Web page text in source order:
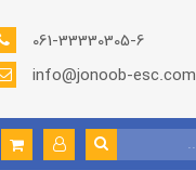
061-33330305-6
info@jonoob-esc.com